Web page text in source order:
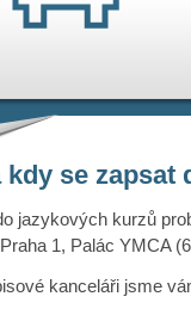
kdy se zapsat
jazykových kurzů
1, Palác YMCA
kanceláři jsme